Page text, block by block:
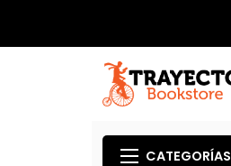
CATEGORÍAS